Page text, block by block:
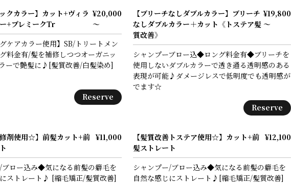
クカラー】カット+ヴィラ
+プレミークTr
¥20,000
～
グケアカラー使用】SB/トリートメン
料金有/髪を補修しつつオーガニッ
ーで艶髪に♪[髪質改善/白髪染め]
Reserve
【ブリーチなしダブルカラー】ブリーチ
なしダブルカラー＋カット《トステア髪
質改善》
¥19,800
～
シャンプーブロー込◆ロング料金有◆ブリーチを
使用しないダブルカラーで透き通る透明感のある
表現が可能♪ダメージレスで低明度でも透明感が
でます☆
Reserve
修剤使用☆】前髪カット+前 ¥11,000
ブロー込み◆気になる前髪の癖毛を
ストレート♪ [縮毛矯正/髪質改善]
【髪質改善トステア使用☆】カット+前
髪ストレート
¥12,100
シャンプー/ブロー込み◆気になる前髪の癖毛を
自然な感じにストレート♪[縮毛矯正/髪質改善]